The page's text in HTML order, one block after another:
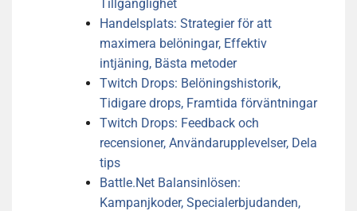
Tillgänglighet
Handelsplats: Strategier för att
maximera belöningar, Effektiv
intjäning, Bästa metoder
Twitch Drops: Belöningshistorik,
Tidigare drops, Framtida förväntningar
Twitch Drops: Feedback och
recensioner, Användarupplevelser, Dela
tips
Battle.Net Balansinlösen:
Kampanjkoder, Specialerbjudanden,